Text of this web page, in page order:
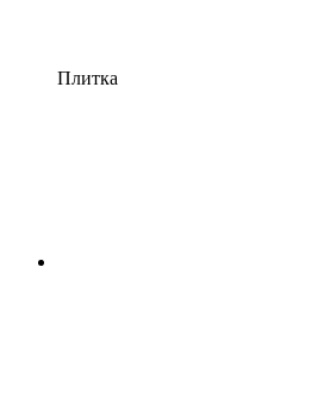
Плитка